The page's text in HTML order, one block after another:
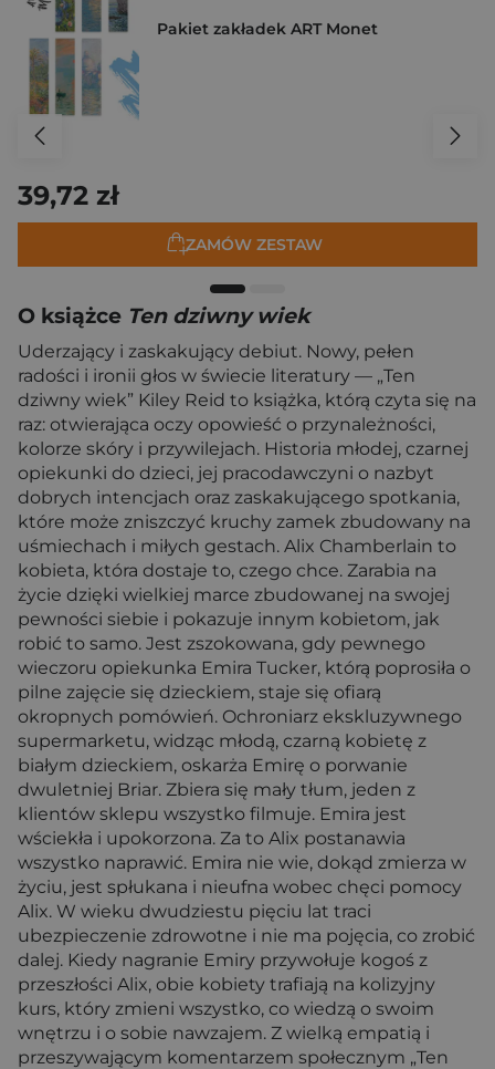
Pakiet zakładek ART Monet
39,72 zł
ZAMÓW ZESTAW
O książce Ten dziwny wiek
Uderzający i zaskakujący debiut. Nowy, pełen
radości i ironii głos w świecie literatury — „Ten
dziwny wiek” Kiley Reid to książka, którą czyta się na
raz: otwierająca oczy opowieść o przynależności,
kolorze skóry i przywilejach. Historia młodej, czarnej
opiekunki do dzieci, jej pracodawczyni o nazbyt
dobrych intencjach oraz zaskakującego spotkania,
które może zniszczyć kruchy zamek zbudowany na
uśmiechach i miłych gestach. Alix Chamberlain to
kobieta, która dostaje to, czego chce. Zarabia na
życie dzięki wielkiej marce zbudowanej na swojej
pewności siebie i pokazuje innym kobietom, jak
robić to samo. Jest zszokowana, gdy pewnego
wieczoru opiekunka Emira Tucker, którą poprosiła o
pilne zajęcie się dzieckiem, staje się ofiarą
okropnych pomówień. Ochroniarz ekskluzywnego
supermarketu, widząc młodą, czarną kobietę z
białym dzieckiem, oskarża Emirę o porwanie
dwuletniej Briar. Zbiera się mały tłum, jeden z
klientów sklepu wszystko filmuje. Emira jest
wściekła i upokorzona. Za to Alix postanawia
wszystko naprawić. Emira nie wie, dokąd zmierza w
życiu, jest spłukana i nieufna wobec chęci pomocy
Alix. W wieku dwudziestu pięciu lat traci
ubezpieczenie zdrowotne i nie ma pojęcia, co zrobić
dalej. Kiedy nagranie Emiry przywołuje kogoś z
przeszłości Alix, obie kobiety trafiają na kolizyjny
kurs, który zmieni wszystko, co wiedzą o swoim
wnętrzu i o sobie nawzajem. Z wielką empatią i
przeszywającym komentarzem społecznym „Ten